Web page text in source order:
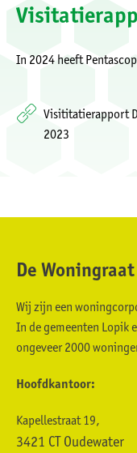
In 2024 heeft
Visititatierapport
2023
De Woningraat
Wij zijn een
In de gemeenten Lopik
ongeveer 2000
Hoofdkantoor:
Kapellestraat 19,
3421 CT Oudewater